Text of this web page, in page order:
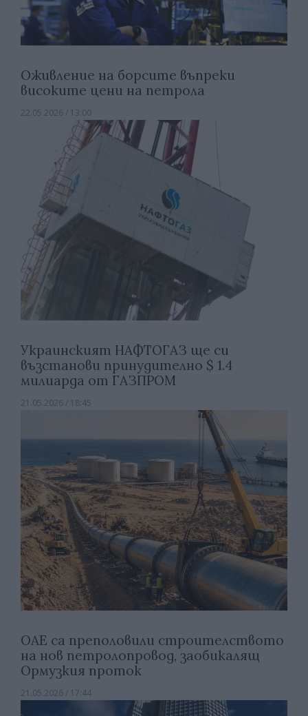
Оживление на борсите въпреки
високите цени на петрола
22.05.2026 / 13:00
Украинският НАФТОГАЗ ще си
възстанови принудително $ 1.4
милиарда от ГАЗПРОМ
21.05.2026 / 18:45
ОАЕ са преполовили строителството
на нов петролопровод, заобикалящ
Ормузкия проток
21.05.2026 / 17:44